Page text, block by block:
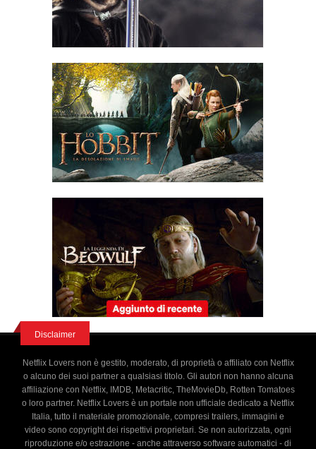
Disclaimer
Netflix Lovers non è gestito, moderato, di proprietà o affiliato con Netflix
o alcuno dei suoi partner a qualsiasi titolo. Gli autori non hanno alcuna
affiliazione con Netflix, IMDB, Metacritic, TheMovieDb, Rotten Tomatoes
o loro partner. Netflix Lovers è un portale non ufficiale dedicato a Netflix
Italia, tutto il materiale promozionale, compresi trailers, immagini e
video sono copyright dei rispettivi proprietari. Se non autorizzata, ogni
riproduzione e/o estrazione - anche attraverso software automatici - di